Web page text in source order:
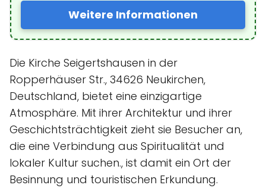
Weitere Informationen
Die Kirche Seigertshausen in der
Ropperhäuser Str., 34626 Neukirchen,
Deutschland, bietet eine einzigartige
Atmosphäre. Mit ihrer Architektur und ihrer
Geschichtsträchtigkeit zieht sie Besucher an,
die eine Verbindung aus Spiritualität und
lokaler Kultur suchen., ist damit ein Ort der
Besinnung und touristischen Erkundung.